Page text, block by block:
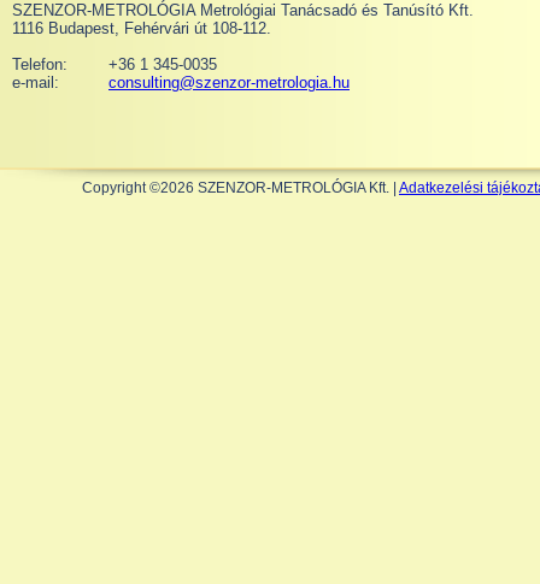
SZENZOR-METROLÓGIA Metrológiai Tanácsadó és Tanúsító Kft.
1116 Budapest, Fehérvári út 108-112.
Telefon:
+36 1 345-0035
e-mail:
consulting@szenzor-metrologia.hu
Copyright ©2026 SZENZOR-METROLÓGIA Kft. | Adatkezelési